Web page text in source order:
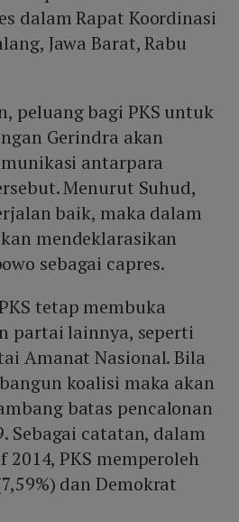
dalam Rapat Koordinasi
Jawa Barat, Rabu
peluang bagi PKS untuk
Gerindra akan
antarpara
Menurut Suhud,
baik, maka dalam
mendeklarasikan
sebagai capres.
tetap membuka
partai lainnya, seperti
Amanat Nasional. Bila
koalisi maka akan
batas pencalonan
Sebagai catatan, dalam
PKS memperoleh
dan Demokrat